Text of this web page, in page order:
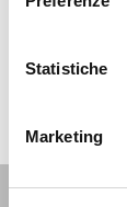
Statistiche
Marketing